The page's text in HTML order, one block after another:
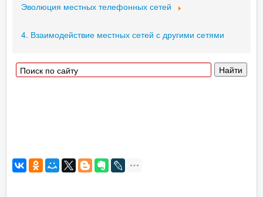
Эволюция местных телефонных сетей
4. Взаимодействие местных сетей с другими сетями